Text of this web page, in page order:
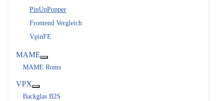
PinUpPopper
Frontend Vergleich
VpinFE
MAME
MAME Roms
VPX
Backglas B2S